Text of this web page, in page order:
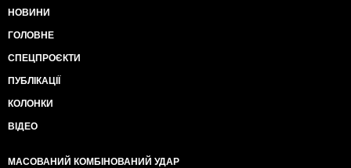
НОВИНИ
ГОЛОВНЕ
СПЕЦПРОЄКТИ
ПУБЛІКАЦІЇ
КОЛОНКИ
ВІДЕО
МАСОВАНИЙ КОМБІНОВАНИЙ УДАР